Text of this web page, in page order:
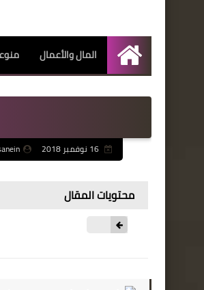
الرئيسية
المال والأعمال
محتويات المقال